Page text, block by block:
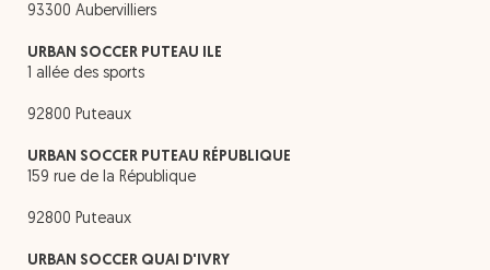
93300 Aubervilliers
URBAN SOCCER PUTEAU ILE
1 allée des sports
92800 Puteaux
URBAN SOCCER PUTEAU RÉPUBLIQUE
159 rue de la République
92800 Puteaux
URBAN SOCCER QUAI D'IVRY